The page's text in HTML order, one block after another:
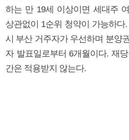
하는 만 19세 이상이면 세대주
상관없이 1순위 청약이 가능하다
시 부산 거주자가 우선하며 분양
자 발표일로부터 6개월이다. 재
간은 적용받지 않는다.